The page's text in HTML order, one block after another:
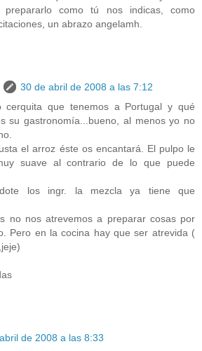
como tú nos indicas, como
un abrazo angelamh.
30 de abril de 2008 a las 7:12
cerquita que tenemos a Portugal y qué
su gastronomía...bueno, al menos yo no
el arroz éste os encantará. El pulpo le
suave al contrario de lo que puede
los ingr. la mezcla ya tiene que
no nos atrevemos a preparar cosas por
Pero en la cocina hay que ser atrevida (
de 2008 a las 8:33